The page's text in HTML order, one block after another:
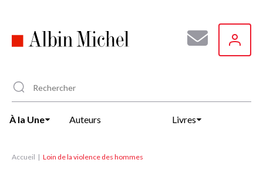
principal
À la Une Auteurs Livres
Accueil Loin de la violence des hommes